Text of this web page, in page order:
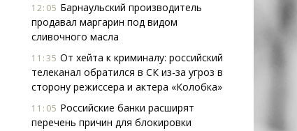
12:05 Барнаульский производитель
продавал маргарин под видом
сливочного масла
11:35 От хейта к криминалу: российский
телеканал обратился в СК из-за угроз в
сторону режиссера и актера «Колобка»
11:05 Российские банки расширят
перечень причин для блокировки
Архитектурный код начинается с